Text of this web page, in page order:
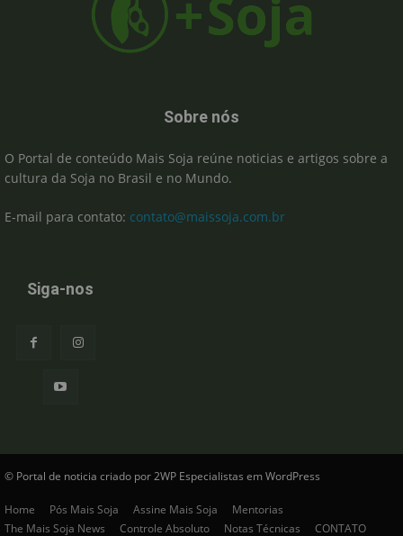
Sobre nós
O Portal de conteúdo Mais Soja reúne noticias e artigos sobre a
cultura da Soja no Brasil e no Mundo.
E-mail para contato: contato@maissoja.com.br
Siga-nos
© Portal de noticia criado por 2WP Especialistas em WordPress
Home Pós Mais Soja Assine Mais Soja
Mentorias
The Mais Soja News
Controle Absoluto Notas Técnicas CONTATO